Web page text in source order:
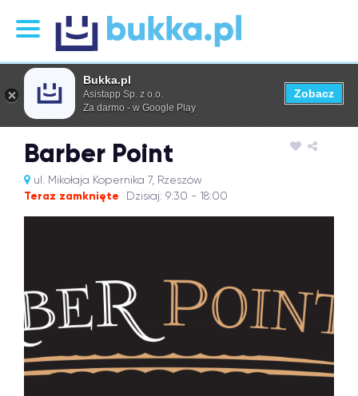
Barber Point
ul. Mikołaja Kopernika 7, Rzeszów
Teraz zamknięte Dzisiaj: 9:30 - 18:00
Bukka.pl
Asistapp Sp. z o.o.
Za darmo - w Google Play
Zobacz